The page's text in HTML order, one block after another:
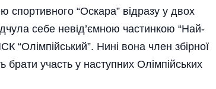
спортивного “Оскара” відразу у двох
себе невід’ємною частинкою “Най­
“Олімпійський”. Нині вона член збірної
участь у наступних Олімпійських